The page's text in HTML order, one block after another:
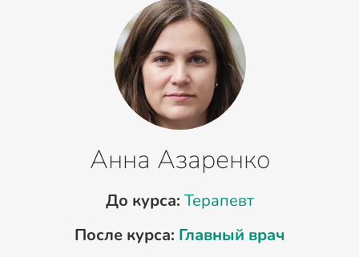
Анна Азаренко
До курса: Терапевт
После курса: Главный врач